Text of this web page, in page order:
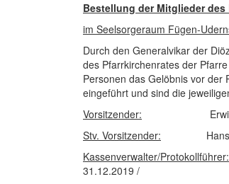
Bestellung der Mitglieder
im Seelsorgeraum Fügen-
Durch den Generalvikar der
des Pfarrkirchenrates der
Personen das Gelöbnis vor der
eingeführt und sind die
Vorsitzender: Erwin Gerst,
Stv. Vorsitzender: Hans Jörg
Kassenverwalter/Protokollführer:
31.12.2019 /